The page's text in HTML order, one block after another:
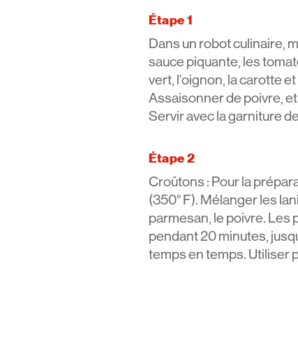
Étape 1
Dans un robot culinaire,
sauce piquante, les
vert, l'oignon, la carotte
Assaisonner de poivre,
Servir avec la garniture
Étape 2
Croûtons : Pour la
(350° F). Mélanger les
parmesan, le poivre. Les
pendant 20 minutes,
temps en temps. Utiliser